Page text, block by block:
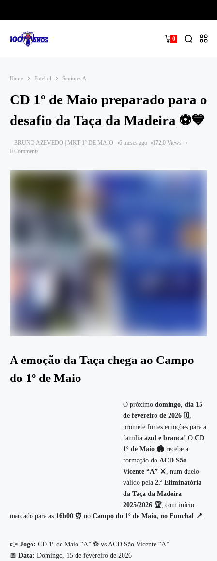
0
Home Futebol Seniores A
CD 1º de Maio preparado para o
desafio da Taça da Madeira ⚽💙
BRUNO AZEVEDO | MKT 1º DE MAIO 6 meses ago
172,0 Views
0 Comments
A emoção da Taça chega ao Campo
do 1º de Maio
O próximo domingo, dia 15
de fevereiro de 2026 🗓️,
promete fortes emoções para a
família azul e branca! O CD
1º de Maio 🏟️ recebe a
formação do ACD São
Vicente “A” ⚔️, num duelo
válido pela 2.ª Eliminatória
da Taça da Madeira
2025/2026 🏆, com início
marcado para as 16h00 ⏰ no Campo do 1º de Maio, no Funchal 📍.
👉 Jogo: CD 1º de Maio “A” ⚽ vs ACD São Vicente “A”
📅 Data: Domingo, 15 de fevereiro de 2026